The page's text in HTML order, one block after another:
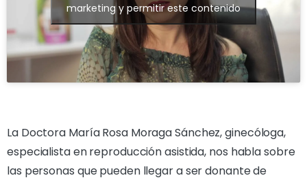
marketing y permitir este contenido
La Doctora María Rosa Moraga Sánchez, ginecóloga,
especialista en reproducción asistida, nos habla sobre
las personas que pueden llegar a ser donante de